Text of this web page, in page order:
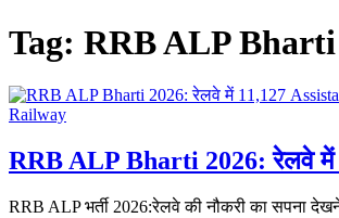
Tag: RRB ALP Bharti
Railway
RRB ALP Bharti 2026: रेलवे में
RRB ALP भर्ती 2026:रेलवे की नौकरी का सपना